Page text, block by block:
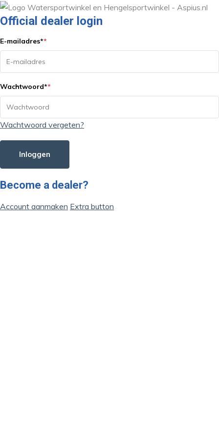
Official dealer login
E-mailadres**
Wachtwoord**
Wachtwoord vergeten?
Inloggen
Become a dealer?
Account aanmaken Extra button